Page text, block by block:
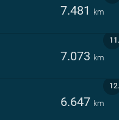
7.481 km
11.
7.073 km
12.
6.647 km